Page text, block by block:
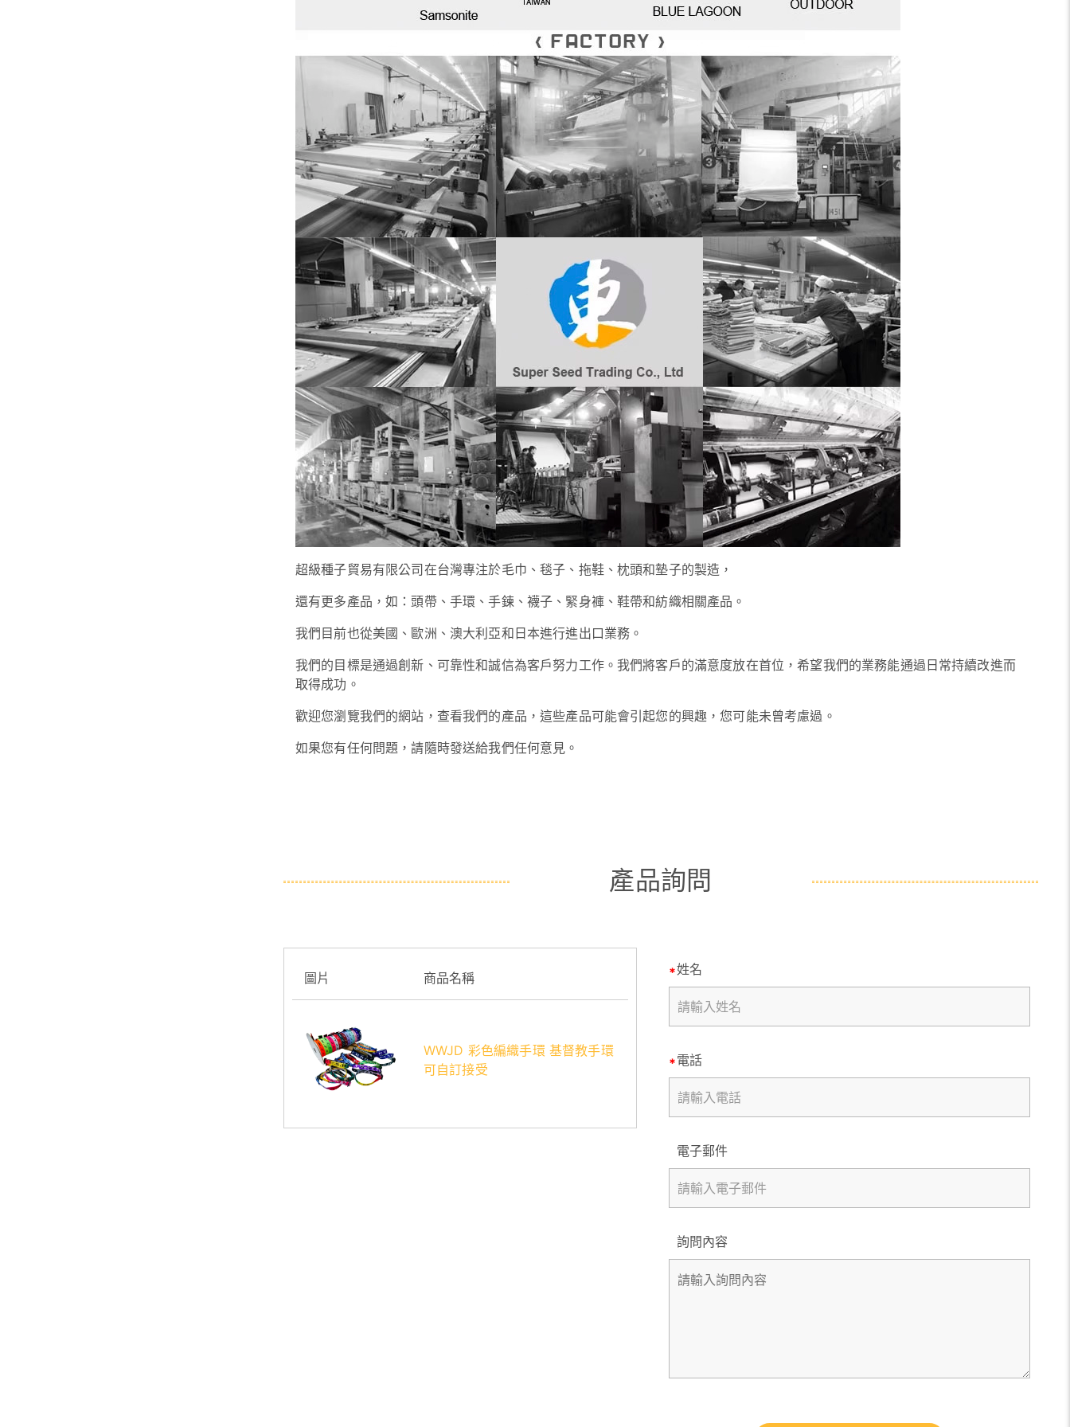
超級種子貿易有限公司在台灣專注於毛巾、毯子、拖鞋、枕頭和墊子的製造，
還有更多產品，如：頭帶、手環、手鍊、襪子、緊身褲、鞋帶和紡織相關產品。
我們目前也從美國、歐洲、澳大利亞和日本進行進出口業務。
我們的目標是通過創新、可靠性和誠信為客戶努力工作。我們將客戶的滿意度放在首位，希望我們的業務能通過日常持續改進而
取得成功。
歡迎您瀏覽我們的網站，查看我們的產品，這些產品可能會引起您的興趣，您可能未曾考慮過。
如果您有任何問題，請隨時發送給我們任何意見。
產品詢問
圖片 商品名稱
WWJD 彩色編織手環 基督教手環
可自訂接受
姓名
電話
電子郵件
詢問內容